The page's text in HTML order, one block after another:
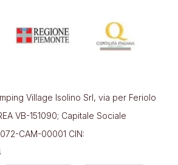
Village Isolino Srl, via per Feriolo
VB-151090; Capitale Sociale
CAM-00001 CIN: